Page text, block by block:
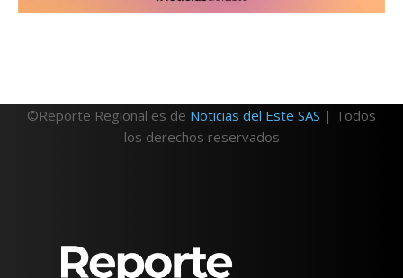
©Reporte Regional es de Noticias del Este SAS | Todos
los derechos reservados